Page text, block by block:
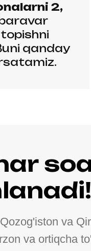
2,
qanday
va
va ortiqcha